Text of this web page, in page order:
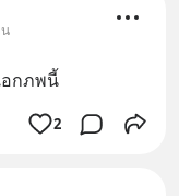
อกภพนี้
2